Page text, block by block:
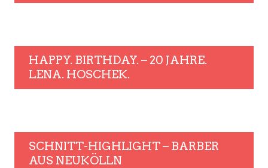
HAPPY. BIRTHDAY. – 20 JAHRE.
LENA. HOSCHEK.
SCHNITT-HIGHLIGHT – BARBER
AUS NEUKÖLLN